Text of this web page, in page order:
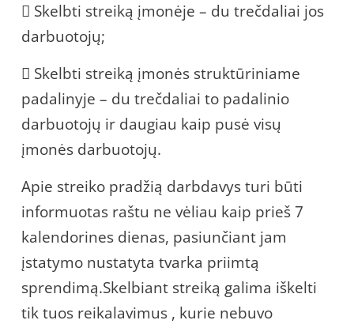
 Skelbti streiką įmonėje – du trečdaliai jos
darbuotojų;
 Skelbti streiką įmonės struktūriniame
padalinyje – du trečdaliai to padalinio
darbuotojų ir daugiau kaip pusė visų
įmonės darbuotojų.
Apie streiko pradžią darbdavys turi būti
informuotas raštu ne vėliau kaip prieš 7
kalendorines dienas, pasiunčiant jam
įstatymo nustatyta tvarka priimtą
sprendimą.Skelbiant streiką galima iškelti
tik tuos reikalavimus , kurie nebuvo